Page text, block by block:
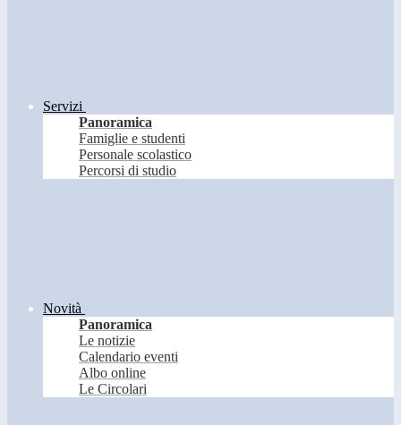
Servizi
Panoramica
Famiglie e studenti
Personale scolastico
Percorsi di studio
Novità
Panoramica
Le notizie
Calendario eventi
Albo online
Le Circolari